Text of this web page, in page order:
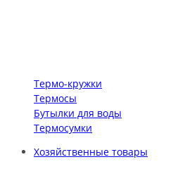
Термо-кружки
Термосы
Бутылки для воды
Термосумки
Хозяйственные товары